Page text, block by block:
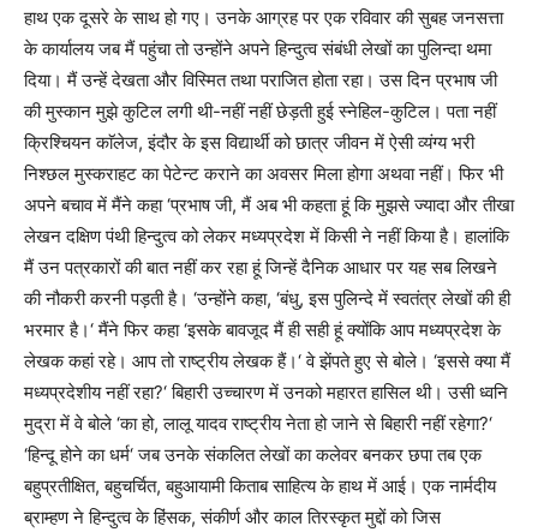
हाथ एक दूसरे के साथ हो गए। उनके आग्रह पर एक रविवार की सुबह जनसत्ता
के कार्यालय जब मैं पहुंचा तो उन्होंने अपने हिन्दुत्व संबंधी लेखों का पुलिन्दा थमा
दिया। मैं उन्हें देखता और विस्मित तथा पराजित होता रहा। उस दिन प्रभाष जी
की मुस्कान मुझे कुटिल लगी थी-नहीं नहीं छेड़ती हुई स्नेहिल-कुटिल। पता नहीं
क्रिश्चियन काॅलेज, इंदौर के इस विद्यार्थी को छात्र जीवन में ऐसी व्यंग्य भरी
निश्छल मुस्कराहट का पेटेन्ट कराने का अवसर मिला होगा अथवा नहीं। फिर भी
अपने बचाव में मैंने कहा ‘प्रभाष जी, मैं अब भी कहता हूं कि मुझसे ज्यादा और तीखा
लेखन दक्षिण पंथी हिन्दुत्व को लेकर मध्यप्रदेश में किसी ने नहीं किया है। हालांकि
मैं उन पत्रकारों की बात नहीं कर रहा हूं जिन्हें दैनिक आधार पर यह सब लिखने
की नौकरी करनी पड़ती है। ‘उन्होंने कहा, ‘बंधु, इस पुलिन्दे में स्वतंत्र लेखों की ही
भरमार है।‘ मैंने फिर कहा ‘इसके बावजूद मैं ही सही हूं क्योंकि आप मध्यप्रदेश के
लेखक कहां रहे। आप तो राष्ट्रीय लेखक हैं।‘ वे झेंपते हुए से बोले। ‘इससे क्या मैं
मध्यप्रदेशीय नहीं रहा?‘ बिहारी उच्चारण में उनको महारत हासिल थी। उसी ध्वनि
मुद्रा में वे बोले ‘का हो, लालू यादव राष्ट्रीय नेता हो जाने से बिहारी नहीं रहेगा?‘
‘हिन्दू होने का धर्म‘ जब उनके संकलित लेखों का कलेवर बनकर छपा तब एक
बहुप्रतीक्षित, बहुचर्चित, बहुआयामी किताब साहित्य के हाथ में आई। एक नार्मदीय
ब्राम्हण ने हिन्दुत्व के हिंसक, संकीर्ण और काल तिरस्कृत मुद्दों को जिस